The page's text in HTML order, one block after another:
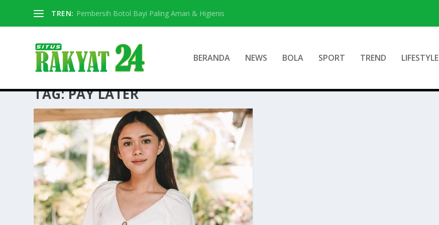
TREN: Pembersih Botol Bayi Paling Aman & Higienis
BERANDA NEWS BOLA SPORT TREND LIFESTYLE
TAG:PAY LATER